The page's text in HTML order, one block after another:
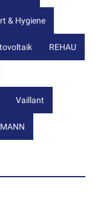
& Hygiene
REHAU
Vaillant